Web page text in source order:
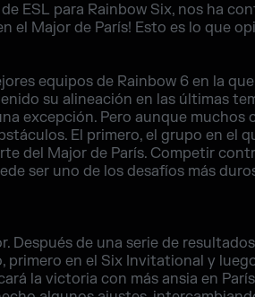
ESL para Rainbow Six, nos ha
el Major de París! Esto es lo que
equipos de Rainbow 6 en la
su alineación en las últimas
excepción. Pero aunque muchos
El primero, el grupo en el
del Major de París. Competir
ser uno de los desafíos más
Después de una serie de
en el Six Invitational y
la victoria con más ansia en